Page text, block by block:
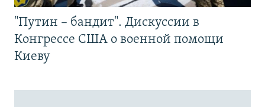
"Путин – бандит". Дискуссии в
Конгрессе США о военной помощи
Киеву